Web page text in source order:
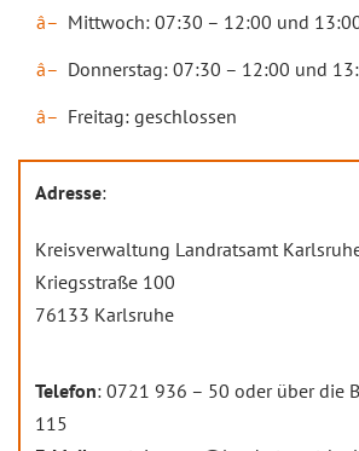
Mittwoch: 07:30 – 12:00 und
Donnerstag: 07:30 – 12:00 und
Freitag: geschlossen
Adresse:
Kreisverwaltung Landratsamt
Kriegsstraße 100
76133 Karlsruhe
Telefon: 0721 936 – 50 oder über die
115